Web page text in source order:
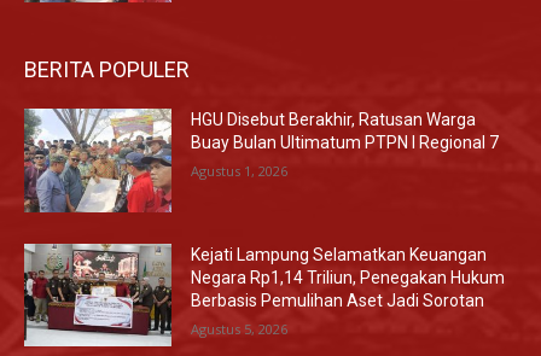
BERITA POPULER
HGU Disebut Berakhir, Ratusan Warga
Buay Bulan Ultimatum PTPN I Regional 7
Agustus 1, 2026
Kejati Lampung Selamatkan Keuangan
Negara Rp1,14 Triliun, Penegakan Hukum
Berbasis Pemulihan Aset Jadi Sorotan
Agustus 5, 2026